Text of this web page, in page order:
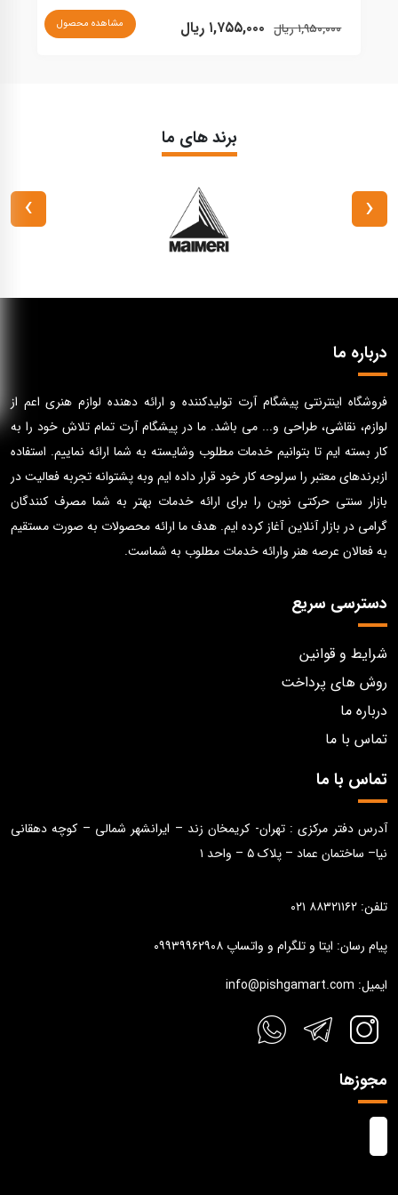
ناموجود مشاهده محصول
برند های ما
‹
›
درباره ما
فروشگاه اینترنتی پیشگام آرت تولیدکننده و ارائه دهنده لوازم هنری اعم از
لوازم، نقاشی، طراحی و... می باشد. ما در پیشگام آرت تمام تلاش خود را به
کار بسته ایم تا بتوانیم خدمات مطلوب وشایسته به شما ارائه نماییم. استفاده
ازبرندهای معتبر را سرلوحه کار خود قرار داده ایم وبه پشتوانه تجربه فعالیت در
بازار سنتی حرکتی نوین را برای ارائه خدمات بهتر به شما مصرف کنندگان
گرامی در بازار آنلاین آغاز کرده ایم. هدف ما ارائه محصولات به صورت مستقیم
به فعالان عرصه هنر وارائه خدمات مطلوب به شماست.
دسترسی سریع
شرایط و قوانین
روش های پرداخت
درباره ما
تماس با ما
تماس با ما
آدرس دفتر مرکزی : تهران- کریمخان زند – ایرانشهر شمالی – کوچه دهقانی
نیا– ساختمان عماد – پلاک ۵ – واحد ۱
تلفن: ۸۸۳۲۱۱۶۲ ۰۲۱
پیام رسان: ایتا و تلگرام و واتساپ ۰۹۹۳۹۹۶۲۹۰۸
ایمیل: info@pishgamart.com
مجوزها